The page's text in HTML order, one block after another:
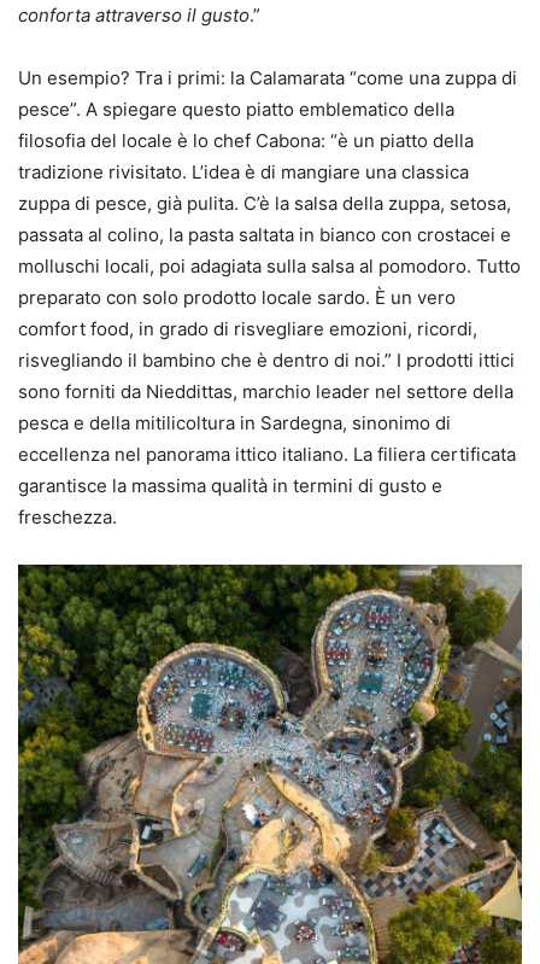
conforta attraverso il gusto.”
Un esempio? Tra i primi: la Calamarata “come una zuppa di
pesce”. A spiegare questo piatto emblematico della
filosofia del locale è lo chef Cabona: “è un piatto della
tradizione rivisitato. L’idea è di mangiare una classica
zuppa di pesce, già pulita. C’è la salsa della zuppa, setosa,
passata al colino, la pasta saltata in bianco con crostacei e
molluschi locali, poi adagiata sulla salsa al pomodoro. Tutto
preparato con solo prodotto locale sardo. È un vero
comfort food, in grado di risvegliare emozioni, ricordi,
risvegliando il bambino che è dentro di noi.” I prodotti ittici
sono forniti da Nieddittas, marchio leader nel settore della
pesca e della mitilicoltura in Sardegna, sinonimo di
eccellenza nel panorama ittico italiano. La filiera certificata
garantisce la massima qualità in termini di gusto e
freschezza.